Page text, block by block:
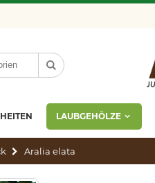
LAUBGEHÖLZE
Aralia elata